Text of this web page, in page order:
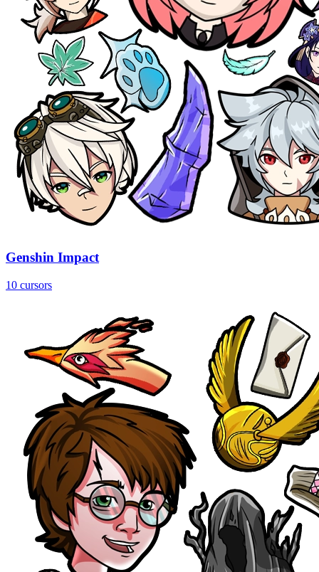
Genshin Impact
10 cursors